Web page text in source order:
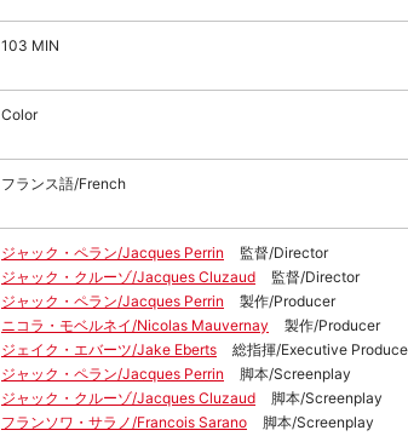
103 MIN
Color
フランス語/French
ジャック・ペラン/Jacques Perrin
監督/Director
ジャック・クルーゾ/Jacques Cluzaud
監督/Director
ジャック・ペラン/Jacques Perrin
製作/Producer
ニコラ・モベルネイ/Nicolas Mauvernay
製作/Producer
ジェイク・エバーツ/Jake Eberts
総指揮/Executive
ジャック・ペラン/Jacques Perrin
脚本/Screenplay
ジャック・クルーゾ/Jacques Cluzaud
脚本/Screenplay
フランソワ・サラノ/Francois Sarano
脚本/Screenplay